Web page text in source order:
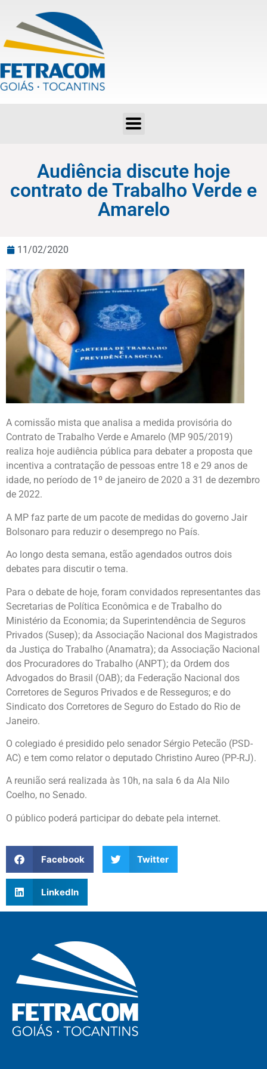
Audiência discute hoje
contrato de Trabalho Verde e
Amarelo
11/02/2020
A comissão mista que analisa a medida provisória do
Contrato de Trabalho Verde e Amarelo (MP 905/2019)
realiza hoje audiência pública para debater a proposta que
incentiva a contratação de pessoas entre 18 e 29 anos de
idade, no período de 1º de janeiro de 2020 a 31 de dezembro
de 2022.
A MP faz parte de um pacote de medidas do governo Jair
Bolsonaro para reduzir o desemprego no País.
Ao longo desta semana, estão agendados outros dois
debates para discutir o tema.
Para o debate de hoje, foram convidados representantes das
Secretarias de Política Econômica e de Trabalho do
Ministério da Economia; da Superintendência de Seguros
Privados (Susep); da Associação Nacional dos Magistrados
da Justiça do Trabalho (Anamatra); da Associação Nacional
dos Procuradores do Trabalho (ANPT); da Ordem dos
Advogados do Brasil (OAB); da Federação Nacional dos
Corretores de Seguros Privados e de Resseguros; e do
Sindicato dos Corretores de Seguro do Estado do Rio de
Janeiro.
O colegiado é presidido pelo senador Sérgio Petecão (PSD-
AC) e tem como relator o deputado Christino Aureo (PP-RJ).
A reunião será realizada às 10h, na sala 6 da Ala Nilo
Coelho, no Senado.
O público poderá participar do debate pela internet.
Facebook Twitter
LinkedIn